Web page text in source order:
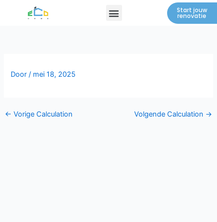
Menu Start jouw
renovatie
Door/ mei 18, 2025
← Vorige Calculation Volgende Calculation →